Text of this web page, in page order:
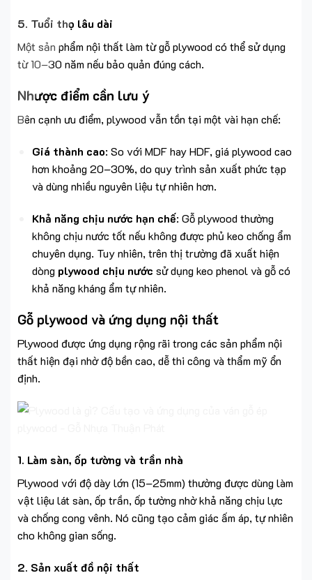
5. Tuổi thọ lâu dài
Một sản phẩm nội thất làm từ gỗ plywood có thể sử dụng
từ 10–30 năm nếu bảo quản đúng cách.
Nhược điểm cần lưu ý
Bên cạnh ưu điểm, plywood vẫn tồn tại một vài hạn chế:
Giá thành cao: So với MDF hay HDF, giá plywood cao
hơn khoảng 20–30%, do quy trình sản xuất phức tạp
và dùng nhiều nguyên liệu tự nhiên hơn.
Khả năng chịu nước hạn chế: Gỗ plywood thường
không chịu nước tốt nếu không được phủ keo chống ẩm
chuyên dụng. Tuy nhiên, trên thị trường đã xuất hiện
dòng plywood chịu nước sử dụng keo phenol và gỗ có
khả năng kháng ẩm tự nhiên.
Gỗ plywood và ứng dụng nội thất
Plywood được ứng dụng rộng rãi trong các sản phẩm nội
thất hiện đại nhờ độ bền cao, dễ thi công và thẩm mỹ ổn
định.
1. Làm sàn, ốp tường và trần nhà
Plywood với độ dày lớn (15–25mm) thường được dùng làm
vật liệu lát sàn, ốp trần, ốp tường nhờ khả năng chịu lực
và chống cong vênh. Nó cũng tạo cảm giác ấm áp, tự nhiên
cho không gian sống.
2. Sản xuất đồ nội thất